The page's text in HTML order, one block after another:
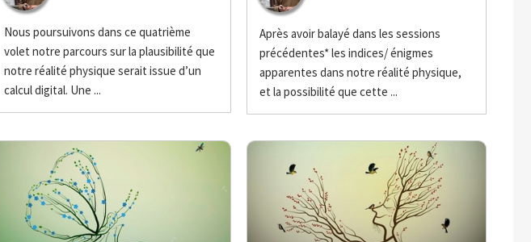
Nous poursuivons dans ce quatrième
volet notre parcours sur la plausibilité que
notre réalité physique serait issue d’un
calcul digital. Une ...
Après avoir balayé dans les sessions
précédentes* les indices/ énigmes
apparentes dans notre réalité physique,
et la possibilité que cette ...